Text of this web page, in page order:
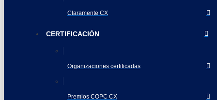
Claramente CX
CERTIFICACIÓN
Organizaciones certificadas
Premios COPC CX